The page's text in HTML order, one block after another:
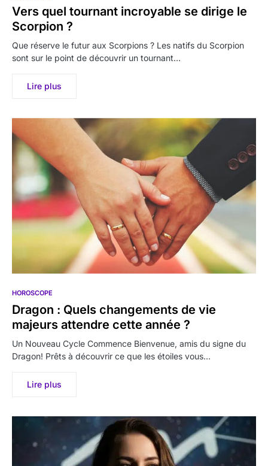
Vers quel tournant incroyable se dirige le
Scorpion ?
Que réserve le futur aux Scorpions ? Les natifs du Scorpion
sont sur le point de découvrir un tournant…
Lire plus
HOROSCOPE
Dragon : Quels changements de vie
majeurs attendre cette année ?
Un Nouveau Cycle Commence Bienvenue, amis du signe du
Dragon! Prêts à découvrir ce que les étoiles vous…
Lire plus